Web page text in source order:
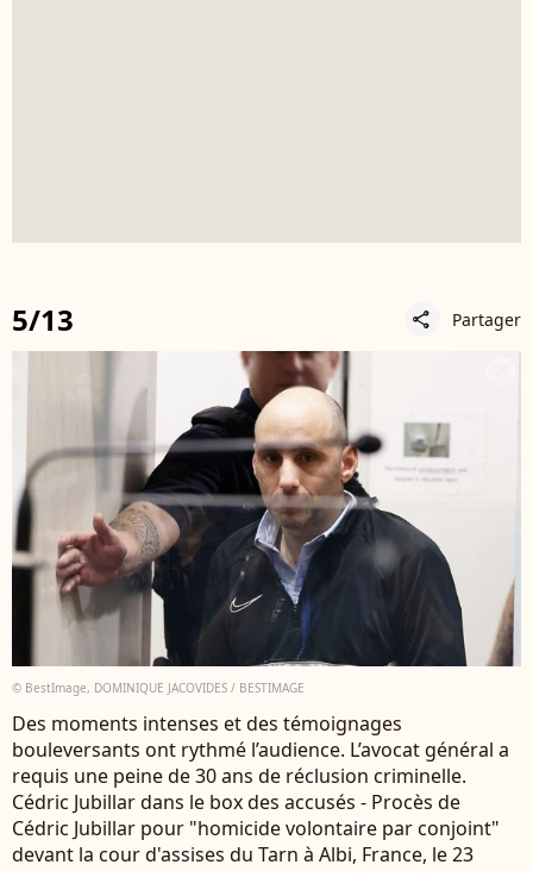
5/13 share Partager
© BestImage, DOMINIQUE JACOVIDES / BESTIMAGE
Des moments intenses et des témoignages
bouleversants ont rythmé l’audience. L’avocat général a
requis une peine de 30 ans de réclusion criminelle.
Cédric Jubillar dans le box des accusés - Procès de
Cédric Jubillar pour "homicide volontaire par conjoint"
devant la cour d'assises du Tarn à Albi, France, le 23